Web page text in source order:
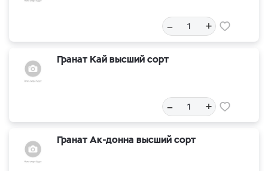
– +
Гранат Кай высший сорт
– +
Гранат Ак-донна высший сорт